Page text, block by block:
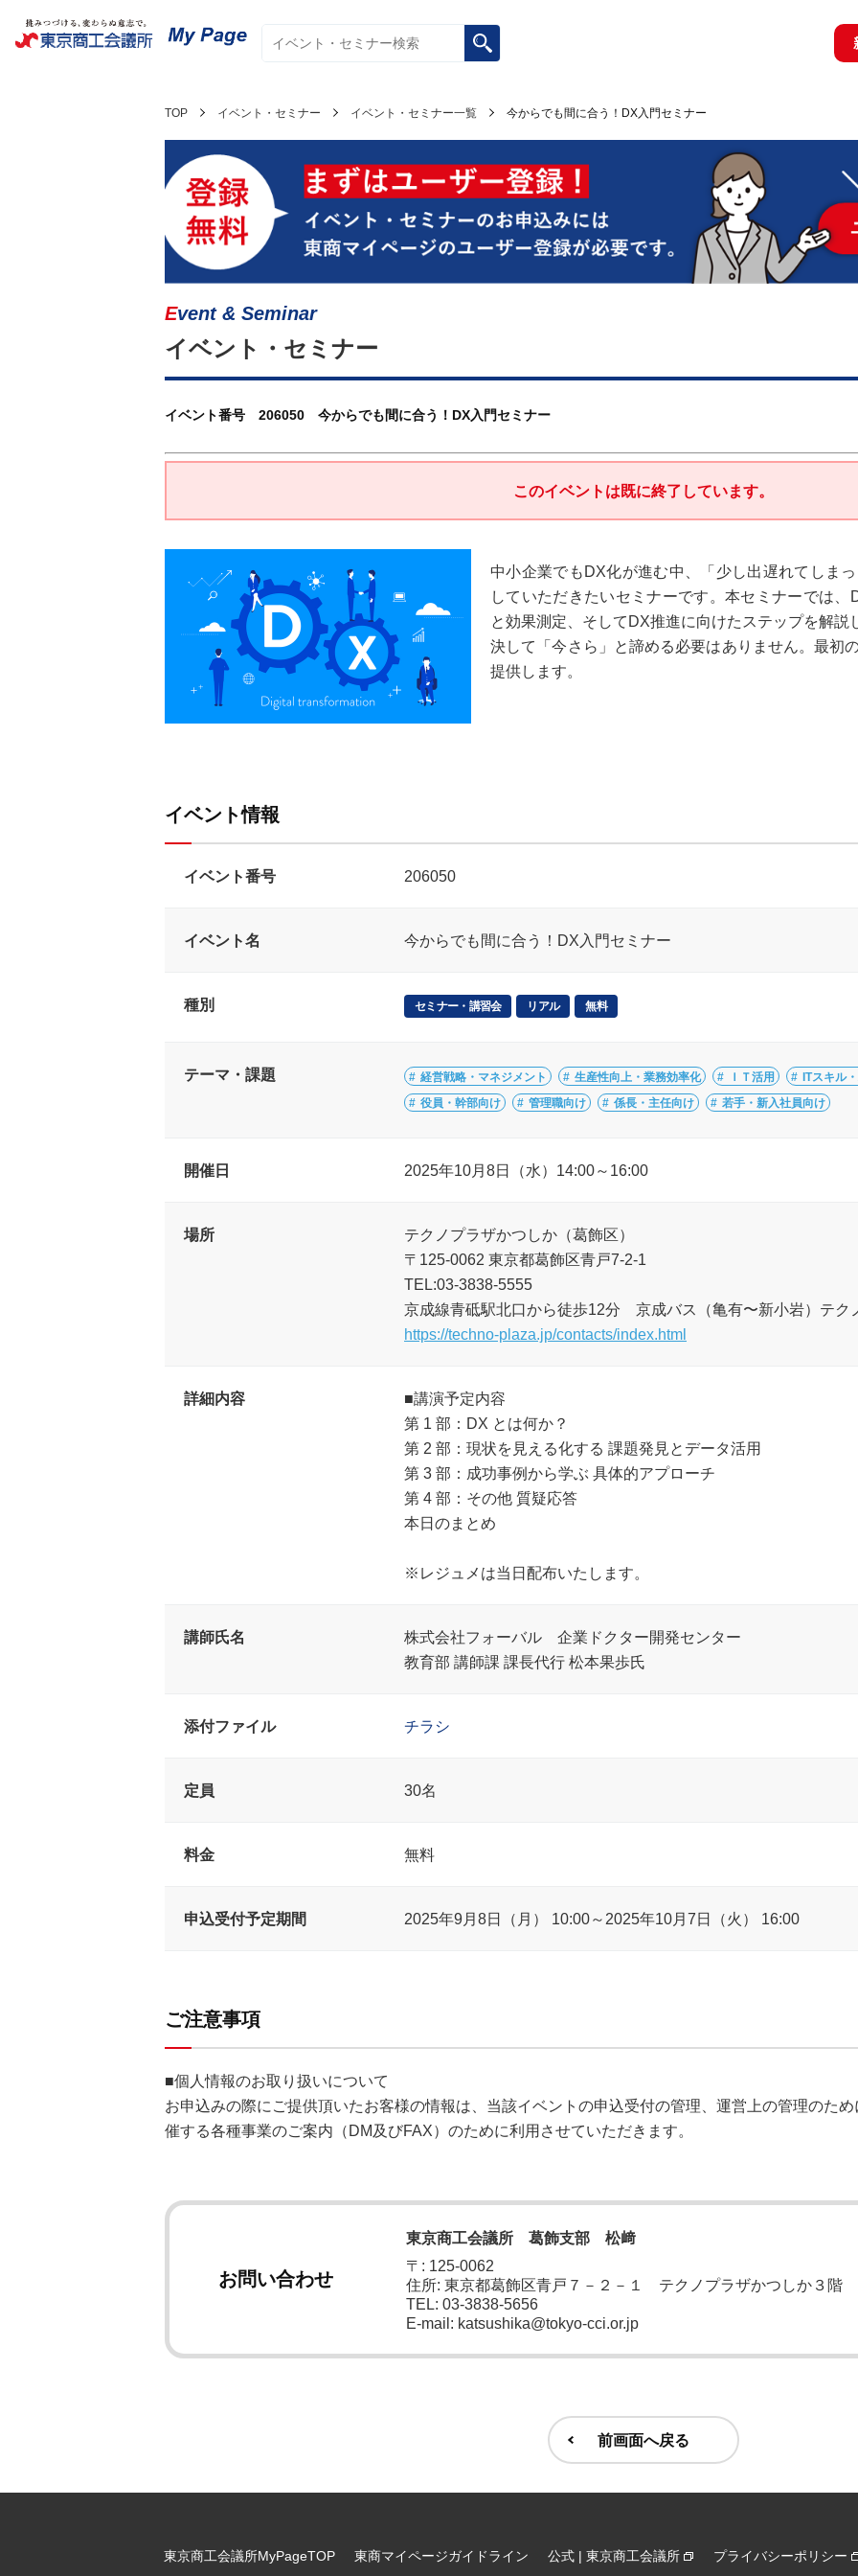
TOP イベント・セミナー イベント・セミナー一覧 今からでも間に合う！DX入門セミナー
Event & Seminar
イベント・セミナー
イベント番号 206050 今からでも間に合う！DX入門セミナー
このイベントは既に終了しています。
中小企業でもDX化が進む中、「少し出遅れてしま
していただきたいセミナーです。本セミナーでは
と効果測定、そしてDX推進に向けたステップを解説
決して「今さら」と諦める必要はありません。最初
提供します。
イベント情報
イベント番号 206050
イベント名 今からでも間に合う！DX入門セミナー
種別 セミナー・講習会 リアル 無料
テーマ・課題 経営戦略・マネジメント 生産性向上・業務効率化 ＩＴ活用 ITスキル
役員・幹部向け 管理職向け 係長・主任向け 若手・新入社員向け
開催日 2025年10月8日（水）14:00～16:00
場所
テクノプラザかつしか（葛飾区）
〒125-0062 東京都葛飾区青戸7-2-1
TEL:03-3838-5555
京成線青砥駅北口から徒歩12分 京成バス（亀有〜新小岩）テク
https://techno-plaza.jp/contacts/index.html
詳細内容
■講演予定内容
第 1 部：DX とは何か？
第 2 部：現状を見える化する 課題発見とデータ活用
第 3 部：成功事例から学ぶ 具体的アプローチ
第 4 部：その他 質疑応答
本日のまとめ
※レジュメは当日配布いたします。
講師氏名
株式会社フォーバル 企業ドクター開発センター
教育部 講師課 課長代行 松本果歩氏
添付ファイル チラシ
定員 30名
料金 無料
申込受付予定期間 2025年9月8日（月） 10:00～2025年10月7日（火） 16:00
ご注意事項
■個人情報のお取り扱いについて
お申込みの際にご提供頂いたお客様の情報は、当該イベントの申込受付の管理、運営上の管理のた
催する各種事業のご案内（DM及びFAX）のために利用させていただきます。
お問い合わせ
東京商工会議所 葛飾支部 松﨑
〒: 125-0062
住所: 東京都葛飾区青戸７－２－１ テクノプラザかつしか３階
TEL: 03-3838-5656
E-mail: katsushika@tokyo-cci.or.jp
前画面へ戻る
東京商工会議所MyPageTOP 東商マイページガイドライン 公式 | 東京商工会議所 プライバシーポリシー